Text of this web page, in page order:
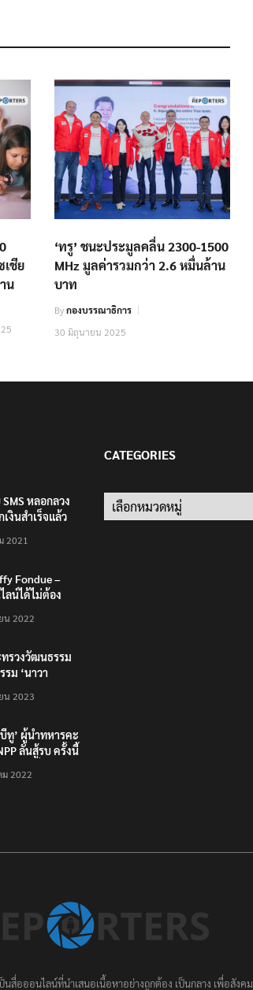
เชีย
น
‘ทรู’ ชนะประมูลคลื่น 2300-1500
MHz มูลค่ารวมกว่า 2.6 หมื่นล้าน
บาท
Byกองบรรณาธิการ
30 มิถุนายน 2025
หลอกลวง
งินสำเร็จแล้ว
บาท”
2021
Fondue –
ลน์ได้ไม่ต้อง
ใช่แค่ในกรุง
น 2022
รวงวัฒนธรรม
รม ‘นาวา
างน้ำ
น 2023
ทู’ ผู้นำทหารคะ
ลั่นสู้รบ ครั้งนี้
ต้องชนะ
ม 2022
CATEGORIES
Categories
นสื่อออนไลน์ที่นำเสนอเนื้อหาอย่างถูกต้อง เป็นกลาง เพื่อสังคม